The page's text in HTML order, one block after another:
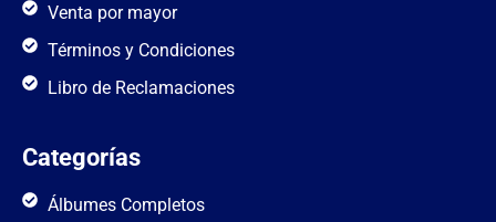
Venta por mayor
Términos y Condiciones
Libro de Reclamaciones
Categorías
Álbumes Completos